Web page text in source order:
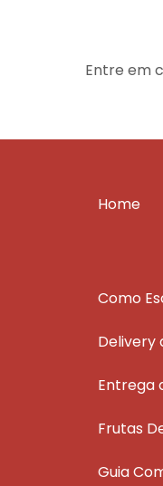
Entre em
Home
Como
Frutas
Guia